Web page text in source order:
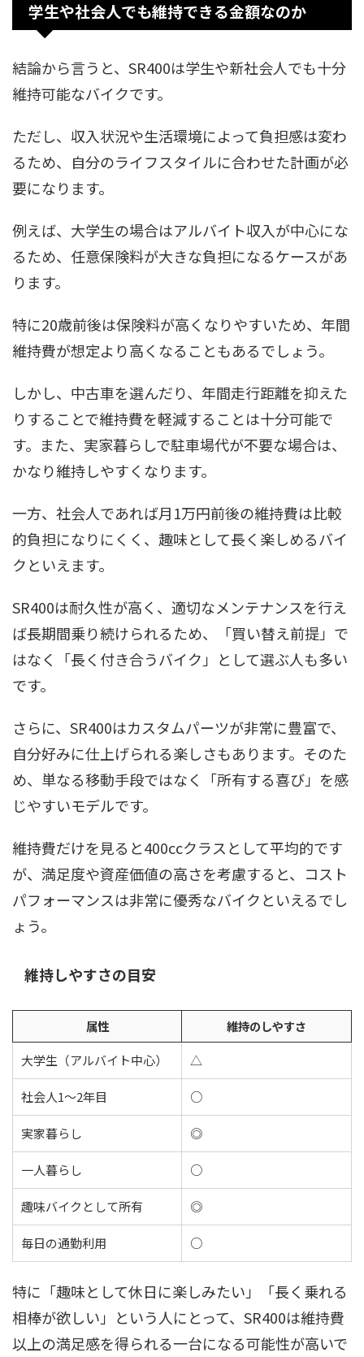
学生や社会人でも維持できる金額なのか
結論から言うと、SR400は学生や新社会人でも十分
維持可能なバイクです。
ただし、収入状況や生活環境によって負担感は変わ
るため、自分のライフスタイルに合わせた計画が必
要になります。
例えば、大学生の場合はアルバイト収入が中心にな
るため、任意保険料が大きな負担になるケースがあ
ります。
特に20歳前後は保険料が高くなりやすいため、年間
維持費が想定より高くなることもあるでしょう。
しかし、中古車を選んだり、年間走行距離を抑えた
りすることで維持費を軽減することは十分可能で
す。また、実家暮らしで駐車場代が不要な場合は、
かなり維持しやすくなります。
一方、社会人であれば月1万円前後の維持費は比較
的負担になりにくく、趣味として長く楽しめるバイ
クといえます。
SR400は耐久性が高く、適切なメンテナンスを行え
ば長期間乗り続けられるため、「買い替え前提」で
はなく「長く付き合うバイク」として選ぶ人も多い
です。
さらに、SR400はカスタムパーツが非常に豊富で、
自分好みに仕上げられる楽しさもあります。そのた
め、単なる移動手段ではなく「所有する喜び」を感
じやすいモデルです。
維持費だけを見ると400ccクラスとして平均的です
が、満足度や資産価値の高さを考慮すると、コスト
パフォーマンスは非常に優秀なバイクといえるでし
ょう。
維持しやすさの目安
属性
維持のしやすさ
大学生（アルバイト中心）
△
社会人1〜2年目 ○
実家暮らし ◎
一人暮らし ○
趣味バイクとして所有 ◎
毎日の通勤利用 ○
特に「趣味として休日に楽しみたい」「長く乗れる
相棒が欲しい」という人にとって、SR400は維持費
以上の満足感を得られる一台になる可能性が高いで